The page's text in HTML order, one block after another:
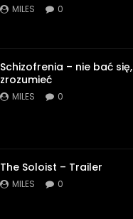
MILES 0
Schizofrenia – nie bać się,
zrozumieć
MILES 0
The Soloist – Trailer
MILES 0